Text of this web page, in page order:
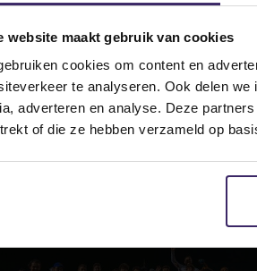
website maakt gebruik van cookies
cookies om content en
te analyseren. Ook delen
adverteren en analyse. Deze
of die ze hebben verzameld op
TOTY’ 23